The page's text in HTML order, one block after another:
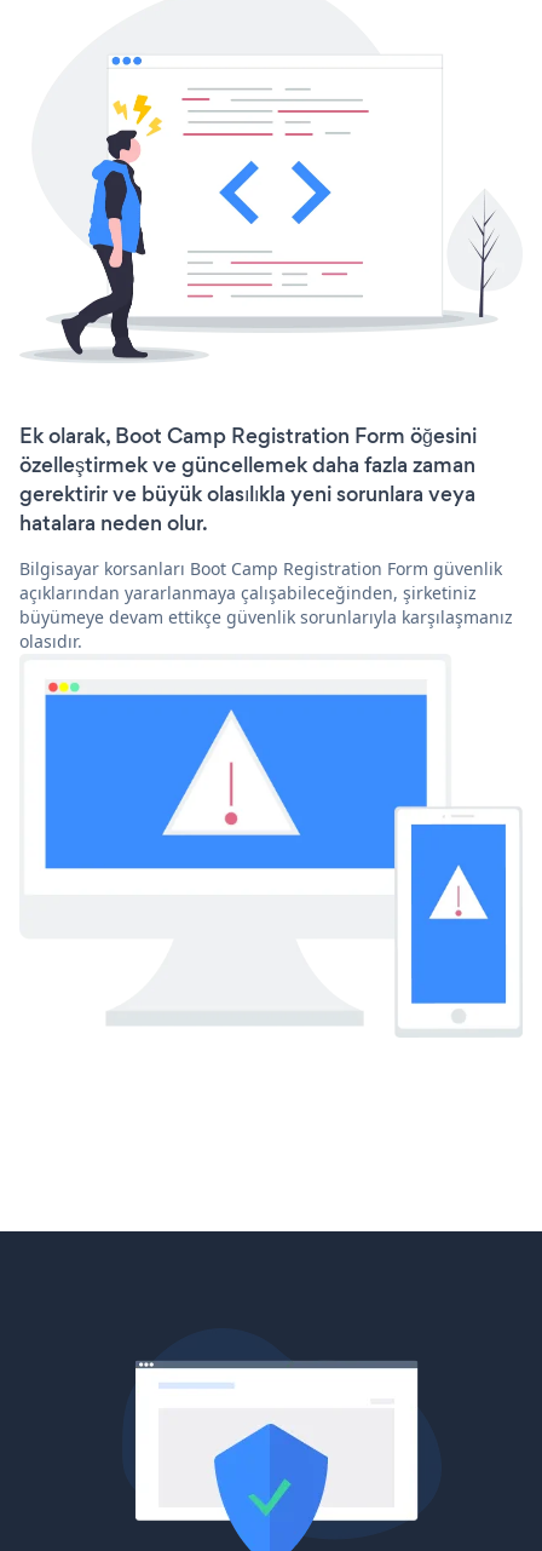
Ek olarak, Boot Camp Registration Form öğesini
özelleştirmek ve güncellemek daha fazla zaman
gerektirir ve büyük olasılıkla yeni sorunlara veya
hatalara neden olur.
Bilgisayar korsanları Boot Camp Registration Form güvenlik
açıklarından yararlanmaya çalışabileceğinden, şirketiniz
büyümeye devam ettikçe güvenlik sorunlarıyla karşılaşmanız
olasıdır.